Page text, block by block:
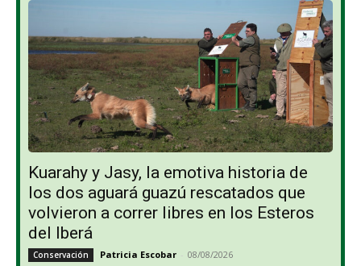
Kuarahy y Jasy, la emotiva historia de
los dos aguará guazú rescatados que
volvieron a correr libres en los Esteros
del Iberá
Conservación Patricia Escobar - 08/08/2026